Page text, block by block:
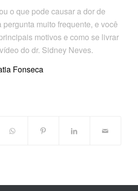
o que pode causar a dor de
muito frequente, e você
motivos e como se livrar
do dr. Sidney Neves.
Fonseca